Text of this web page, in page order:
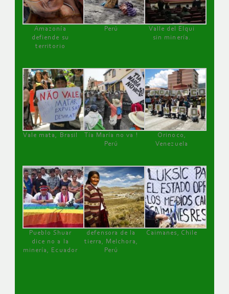
Amazonía
defiende su
territorio
Perú
Valle del Elqui
sin minería.
Vale mata, Brasil
Tía María no va !
Perú
Orinoco,
Venezuela
Pueblo Shuar
dice no a la
minería, Ecuador
defensora de la
tierra, Melchora,
Perú
Caimanes, Chile